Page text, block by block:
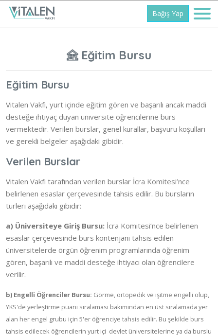
Bağış Yap
Eğitim Bursu
Eğitim Bursu
Vitalen Vakfı, yurt içinde eğitim gören ve başarılı ancak maddi
desteğe ihtiyaç duyan üniversite öğrencilerine burs
vermektedir. Verilen burslar, genel kurallar, başvuru koşulları
ve gerekli belgeler aşağıdaki gibidir.
Verilen Burslar
Vitalen Vakfı tarafından verilen burslar İcra Komitesi’nce
belirlenen esaslar çerçevesinde tahsis edilir. Bu bursların
türleri aşağıdaki gibidir:
a) Üniversiteye Giriş Bursu: İcra Komitesi’nce belirlenen
esaslar çerçevesinde burs kontenjanı tahsis edilen
üniversitelerde örgün öğrenim programlarında öğrenim
gören, başarılı ve maddi desteğe ihtiyacı olan öğrencilere
verilir.
b) Engelli Öğrenciler Bursu: Görme, ortopedik ve işitme engelli olup,
YKS'de yerleştirme puanı sıralaması bakımından en üst sıralamada yer
alan her engel grubu için 5'er öğrenciye tahsis edilir. Bu şekilde burs
tahsis edilecek öğrencilerin yurt içi devlet üniversitelerine ya da burslu